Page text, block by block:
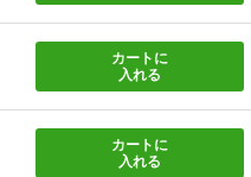
カートに
入れる
カートに
入れる